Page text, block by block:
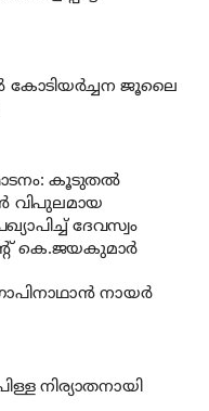
കോടിയര്‍ച്ചന ജൂലൈ
കൂടുതല്‍
വിപുലമായ
ദേവസ്വം
കെ.ജയകുമാര്‍
നായര്‍
നിര്യാതനായി